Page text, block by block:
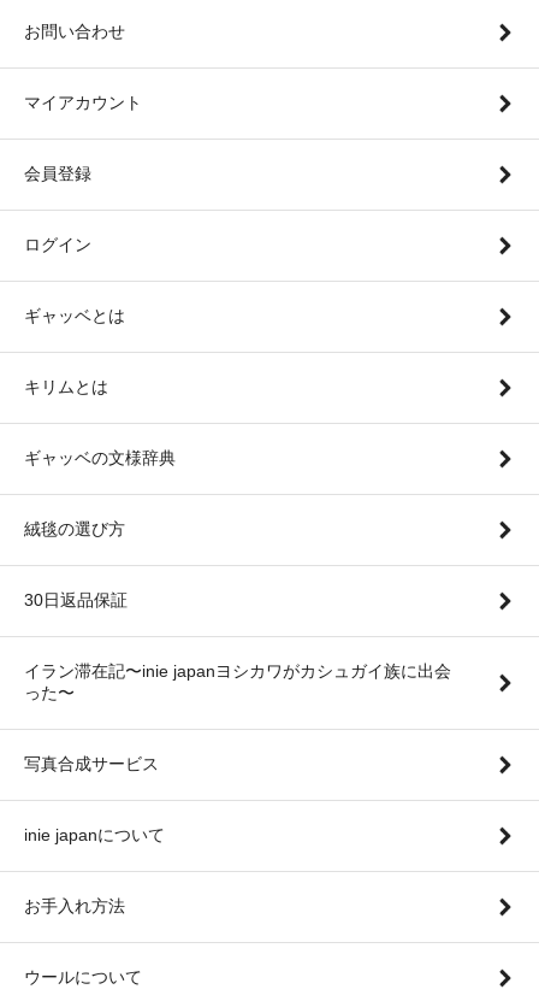
お問い合わせ
マイアカウント
会員登録
ログイン
ギャッベとは
キリムとは
ギャッベの文様辞典
絨毯の選び方
30日返品保証
イラン滞在記〜inie japanヨシカワがカシュガイ族に出会
った〜
写真合成サービス
inie japanについて
お手入れ方法
ウールについて